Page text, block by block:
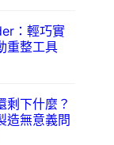
：輕巧實
重整工具
剩下什麼？
造無意義問